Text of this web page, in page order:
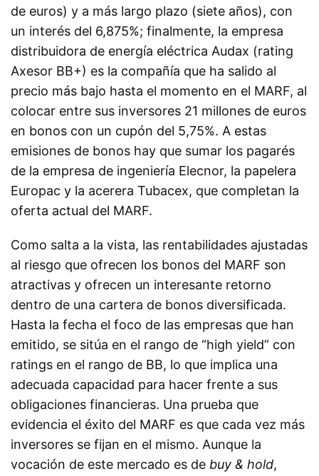
de euros) y a más largo plazo (siete años), con
un interés del 6,875%; finalmente, la empresa
distribuidora de energía eléctrica Audax (rating
Axesor BB+) es la compañía que ha salido al
precio más bajo hasta el momento en el MARF, al
colocar entre sus inversores 21 millones de euros
en bonos con un cupón del 5,75%. A estas
emisiones de bonos hay que sumar los pagarés
de la empresa de ingeniería Elecnor, la papelera
Europac y la acerera Tubacex, que completan la
oferta actual del MARF.
Como salta a la vista, las rentabilidades ajustadas
al riesgo que ofrecen los bonos del MARF son
atractivas y ofrecen un interesante retorno
dentro de una cartera de bonos diversificada.
Hasta la fecha el foco de las empresas que han
emitido, se sitúa en el rango de “high yield” con
ratings en el rango de BB, lo que implica una
adecuada capacidad para hacer frente a sus
obligaciones financieras. Una prueba que
evidencia el éxito del MARF es que cada vez más
inversores se fijan en el mismo. Aunque la
vocación de este mercado es de buy & hold,